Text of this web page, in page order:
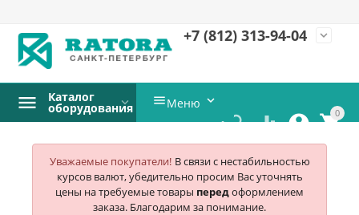
+7 (812) 313-94-04 expand_more
0


 
Каталог
оборудования Меню 
Уважаемые покупатели! В связи с нестабильностью
курсов валют, убедительно просим Вас уточнять
цены на требуемые товары передоформлением
заказа. Благодарим за понимание.